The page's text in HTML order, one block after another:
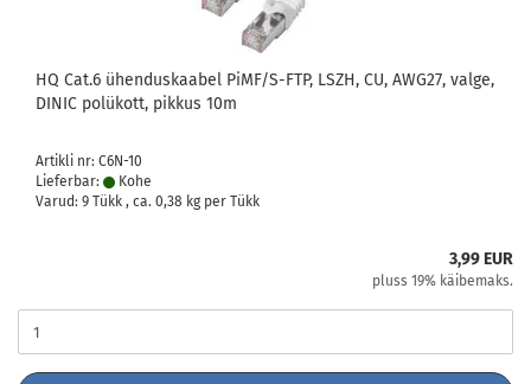
HQ Cat.6 ühenduskaabel PiMF/S-FTP, LSZH, CU, AWG27, valge,
DINIC polükott, pikkus 10m
Artikli nr: C6N-10
Lieferbar:
Kohe
Varud: 9 Tükk , ca. 0,38 kg per Tükk
3,99 EUR
pluss 19% käibemaks.